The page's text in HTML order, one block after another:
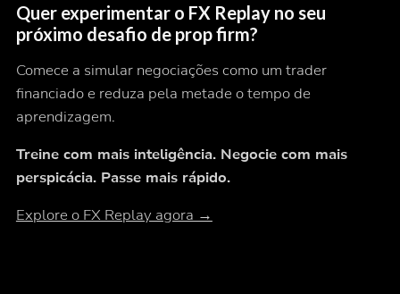
Quer experimentar o FX Replay no seu
próximo desafio de prop firm?
Comece a simular negociações como um trader
financiado e reduza pela metade o tempo de
aprendizagem.
Treine com mais inteligência. Negocie com mais
perspicácia. Passe mais rápido.
Explore o FX Replay agora →